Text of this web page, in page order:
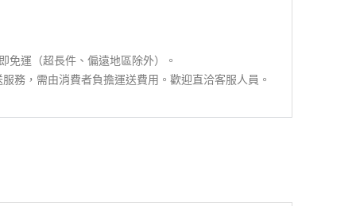
免運（超長件、偏遠地區除外）。
務，需由消費者負擔運送費用。歡迎直洽客服人員。